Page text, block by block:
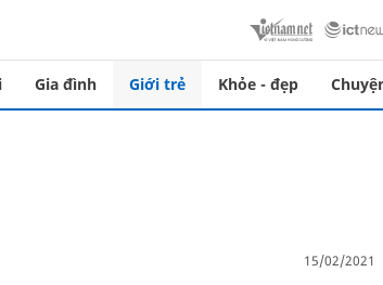
Gia đình Giới trẻ Khỏe - đẹp
15/02/2021